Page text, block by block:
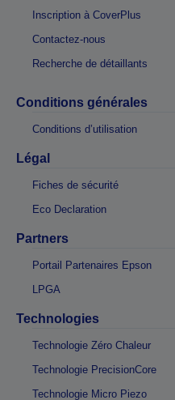
Inscription à CoverPlus
Contactez-nous
Recherche de détaillants
Conditions générales
Conditions d’utilisation
Légal
Fiches de sécurité
Eco Declaration
Partners
Portail Partenaires Epson
LPGA
Technologies
Technologie Zéro Chaleur
Technologie PrecisionCore
Technologie Micro Piezo